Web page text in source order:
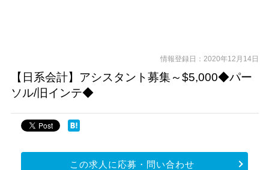
情報登録日：2020年12月14日
【日系会計】アシスタント募集～$5,000◆パー
ソル/旧インテ◆
この求人に応募・問い合わせ